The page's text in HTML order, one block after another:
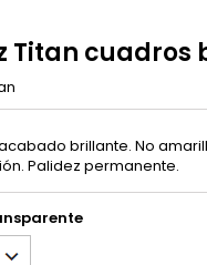
Titan cuadros
brillante. No
Palidez permanente.